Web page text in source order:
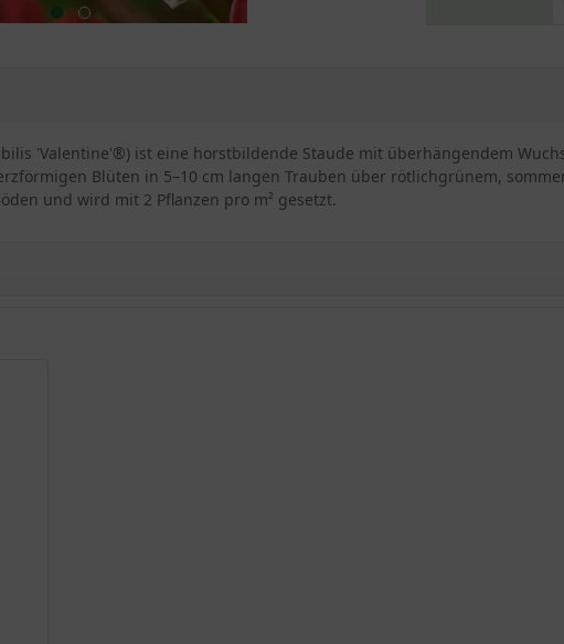
'Valentine'®) ist eine horstbildende Staude mit überhängendem
Blüten in 5–10 cm langen Trauben über rötlichgrünem,
und wird mit 2 Pflanzen pro m² gesetzt.